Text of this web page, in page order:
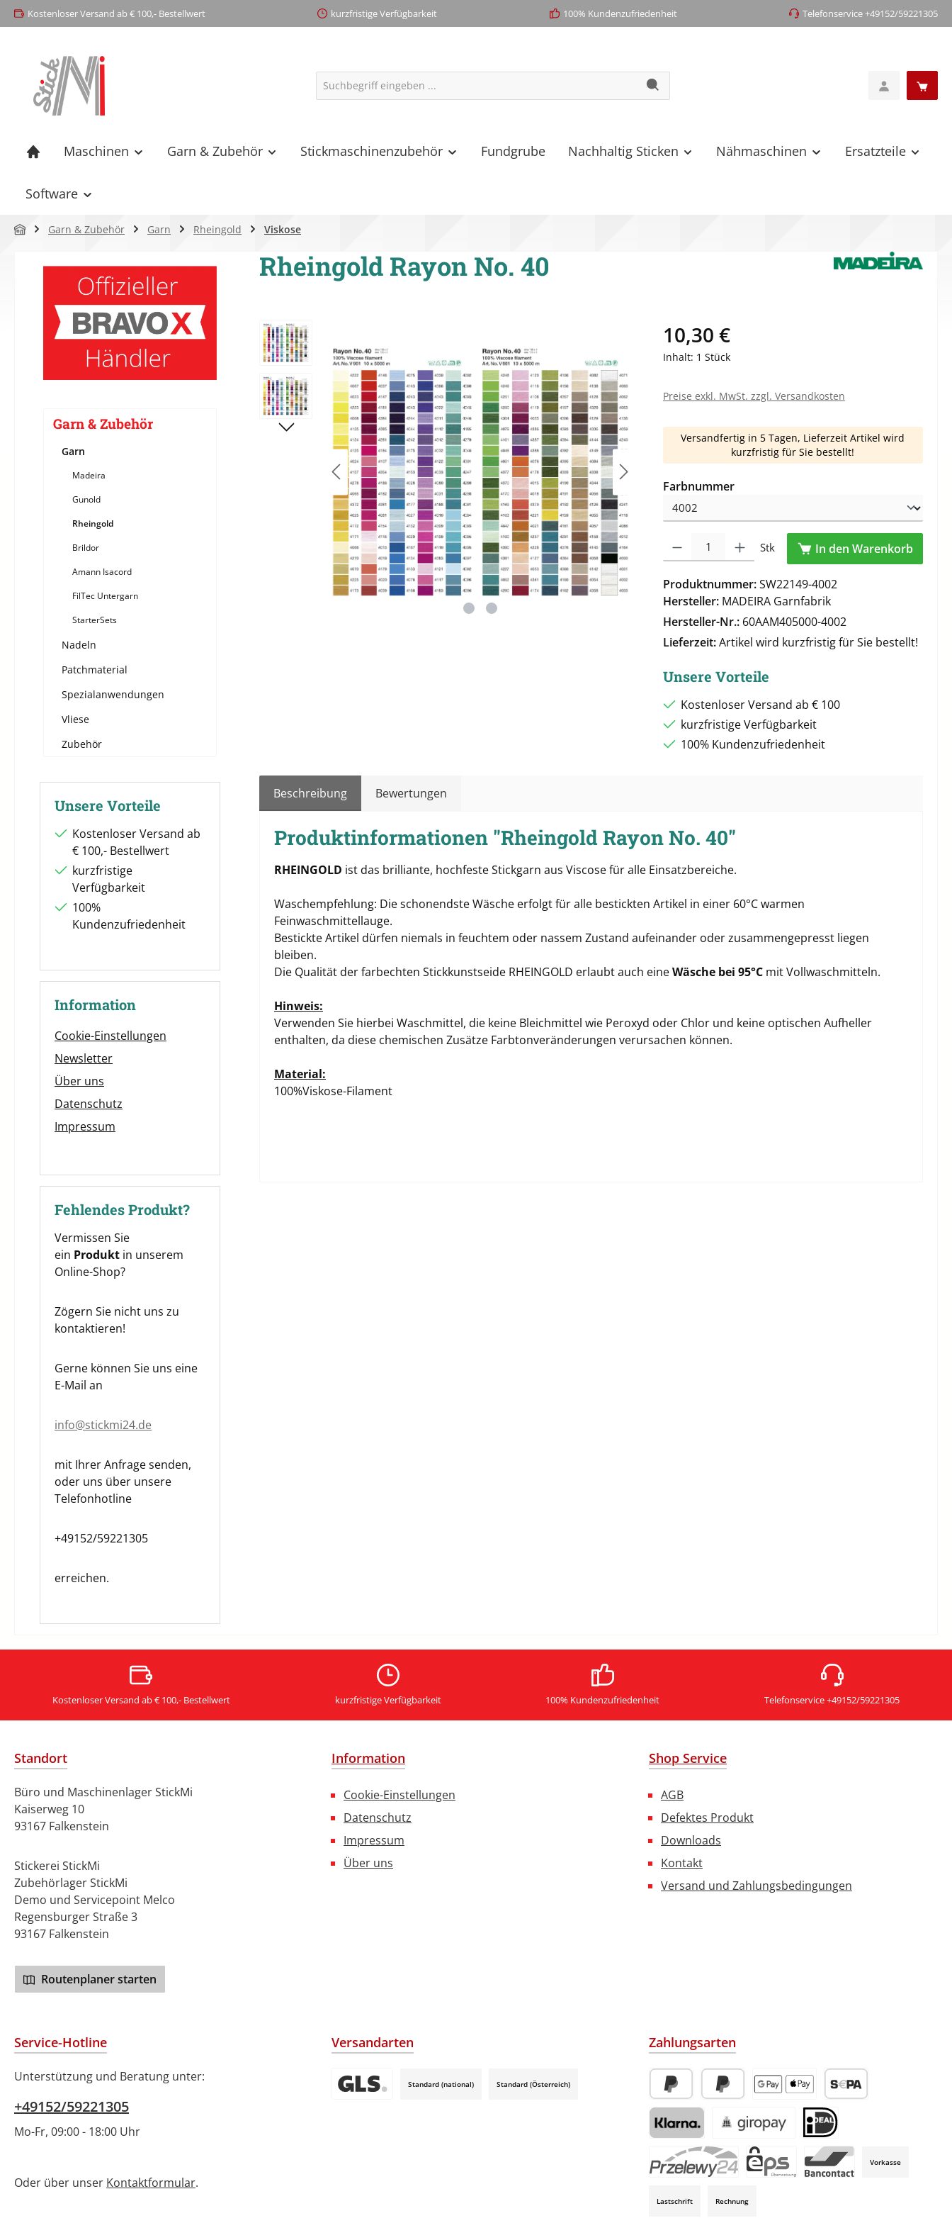
Zur Hauptnavigation springen
Kostenloser Versand ab € 100,- Bestellwert kurzfristige Verfügbarkeit 100% Kundenzufriedenheit Telefonservice +49152/59221305
Maschinen Garn & Zubehör Stickmaschinenzubehör Fundgrube Nachhaltig Sticken Nähmaschinen Ersatzteile
Software
Garn & Zubehör Garn Rheingold Viskose
Garn & Zubehör
Garn
Madeira
Gunold
Rheingold
Brildor
Amann Isacord
FilTec Untergarn
StarterSets
Nadeln
Patchmaterial
Spezialanwendungen
Vliese
Zubehör
Unsere Vorteile
Kostenloser Versand ab
€ 100,- Bestellwert
kurzfristige
Verfügbarkeit
100%
Kundenzufriedenheit
Information
Cookie-Einstellungen
Newsletter
Über uns
Datenschutz
Impressum
Fehlendes Produkt?
Vermissen Sie
ein Produkt in unserem
Online-Shop?
Zögern Sie nicht uns zu
kontaktieren!
Gerne können Sie uns eine
E-Mail an
info@stickmi24.de
mit Ihrer Anfrage senden,
oder uns über unsere
Telefonhotline
+49152/59221305
erreichen.
Rheingold Rayon No. 40
Bildergalerie überspringen 10,30 €
Inhalt: 1 Stück
Preise exkl. MwSt. zzgl. Versandkosten
Versandfertig in 5 Tagen, Lieferzeit Artikel wird
kurzfristig für Sie bestellt!
Farbnummerauswählen
Stk In den Warenkorb
Produktnummer:SW22149-4002
Hersteller: MADEIRA Garnfabrik
Hersteller-Nr.: 60AAM405000-4002
Lieferzeit:Artikel wird kurzfristig für Sie bestellt!
Unsere Vorteile
Kostenloser Versand ab € 100
kurzfristige Verfügbarkeit
100% Kundenzufriedenheit
Beschreibung Bewertungen
Produktinformationen "Rheingold Rayon No. 40"
RHEINGOLD ist das brilliante, hochfeste Stickgarn aus Viscose für alle Einsatzbereiche.
Waschempfehlung: Die schonendste Wäsche erfolgt für alle bestickten Artikel in einer 60°C warmen
Feinwaschmittellauge.
Bestickte Artikel dürfen niemals in feuchtem oder nassem Zustand aufeinander oder zusammengepresst liegen
bleiben.
Die Qualität der farbechten Stickkunstseide RHEINGOLD erlaubt auch eineWäsche bei 95°C mit Vollwaschmitteln.
Hinweis:
Verwenden Sie hierbei Waschmittel, die keine Bleichmittel wie Peroxyd oder Chlor und keine optischen Aufheller
enthalten, da diese chemischen Zusätze Farbtonveränderungen verursachen können.
Material:
100%Viskose-Filament
Kostenloser Versand ab € 100,- Bestellwert kurzfristige Verfügbarkeit 100% Kundenzufriedenheit Telefonservice +49152/59221305
Standort
Büro und Maschinenlager StickMi
Kaiserweg 10
93167 Falkenstein
Stickerei StickMi
Zubehörlager StickMi
Demo und Servicepoint Melco
Regensburger Straße 3
93167 Falkenstein
Routenplaner starten
Information
Cookie-Einstellungen
Datenschutz
Impressum
Über uns
Shop Service
AGB
Defektes Produkt
Downloads
Kontakt
Versand und Zahlungsbedingungen
Service-Hotline
Unterstützung und Beratung unter:
+49152/59221305
Mo-Fr, 09:00 - 18:00 Uhr
Oder über unser Kontaktformular.
Versandarten
Standard (national) Standard (Österreich)
Zahlungsarten
PayPal Später BezahlenApple Pay / Google Pay (via Stripe)
SEPA-Lastschrift (via
Klarna (via Stripe)Giropay (via Stripe) iDeal (via Stripe)
Vorkasse
Lastschrift Rechnung